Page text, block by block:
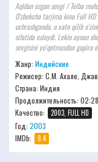
Aqldan ozgan sevgi / Telba
O'zbekcha tarjima kino Full
uchrashganda, u xato qilib
sifatida eslaydi. Lekin aynan
sevgisini yo'qotmasdan
Жанр: Индийские
Режисер: С.М. Ахале,
Страна: Индия
Продолжительность: 02:28
Качество:
2003, FULL HD
Год: 2003
IMDb:
8.4